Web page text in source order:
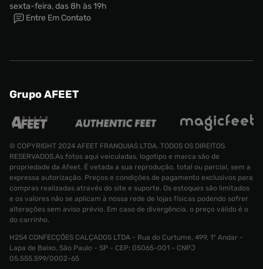
sexta-feira, das 8h às 19h
Entre Em Contato
Grupo AFEET
© COPYRIGHT 2024 AFEET FRANQUIAS LTDA. TODOS OS DIREITOS
RESERVADOS.As fotos aqui veiculadas, logotipo e marca são de
propriedade da Afeet. É vetada a sua reprodução, total ou parcial, sem a
expressa autorização. Preços e condições de pagamento exclusivos para
compras realizadas através do site e suporte. Os estoques são limitados
e os valores não se aplicam à nossa rede de lojas físicas podendo sofrer
alterações sem aviso prévio. Em caso de divergência, o preço válido é o
do carrinho.
H2S4 CONFECÇÕES CALÇADOS LTDA - Rua do Curtume, 499, 1° Andar -
Lapa de Baixo, São Paulo - SP - CEP: 05065-001 - CNPJ
05.555.599/0002-65